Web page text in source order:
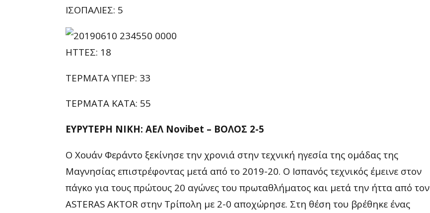
ΙΣΟΠΑΛΙΕΣ: 5
ΗΤΤΕΣ: 18
ΤΕΡΜΑΤΑ ΥΠΕΡ: 33
ΤΕΡΜΑΤΑ ΚΑΤΑ: 55
ΕΥΡΥΤΕΡΗ ΝΙΚΗ: ΑΕΛ Novibet – ΒΟΛΟΣ 2-5
Ο Χουάν Φεράντο ξεκίνησε την χρονιά στην τεχνική ηγεσία της ομάδας της
Μαγνησίας επιστρέφοντας μετά από το 2019-20. Ο Ισπανός τεχνικός έμεινε στον
πάγκο για τους πρώτους 20 αγώνες του πρωταθλήματος και μετά την ήττα από τον
ASTERAS AKTOR στην Τρίπολη με 2-0 αποχώρησε. Στη θέση του βρέθηκε ένας